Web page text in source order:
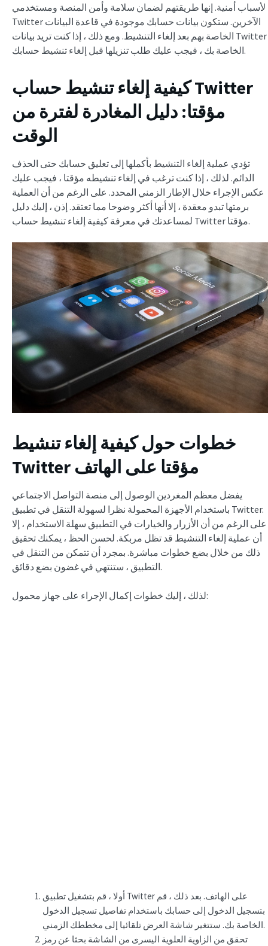
لأسباب أمنية. إنها طريقتهم لضمان سلامة وأمن المنصة ومستخدمي
Twitter الآخرين. ستكون بيانات حسابك موجودة في قاعدة البيانات
الخاصة بهم بعد إلغاء التنشيط. ومع ذلك ، إذا كنت تريد بيانات Twitter
الخاصة بك ، فيجب عليك طلب تنزيلها قبل إلغاء تنشيط حسابك.
كيفية إلغاء تنشيط حساب Twitter
مؤقتا: دليل المغادرة لفترة من
الوقت
تؤدي عملية إلغاء التنشيط بأكملها إلى تعليق حسابك حتى الحذف
الدائم. لذلك ، إذا كنت ترغب في إلغاء تنشيطه مؤقتا ، فيجب عليك
عكس الإجراء خلال الإطار الزمني المحدد. على الرغم من أن العملية
برمتها تبدو معقدة ، إلا أنها أكثر وضوحا مما تعتقد. إذن ، إليك دليل
لمساعدتك في معرفة كيفية إلغاء تنشيط حساب Twitter مؤقتا.
خطوات حولكيفية إلغاء تنشيط
Twitter مؤقتا على الهاتف
يفضل معظم المغردين الوصول إلى منصة التواصل الاجتماعي
باستخدام الأجهزة المحمولة نظرا لسهولة التنقل في تطبيق Twitter.
على الرغم من أن الأزرار والخيارات في التطبيق سهلة الاستخدام ، إلا
أن عملية إلغاء التنشيط قد تظل مربكة. لحسن الحظ ، يمكنك تحقيق
ذلك من خلال بضع خطوات مباشرة. بمجرد أن تتمكن من التنقل في
التطبيق ، ستنتهي في غضون بضع دقائق.
لذلك ، إليك خطوات إكمال الإجراء على جهاز محمول:
أولا ، قم بتشغيل تطبيق Twitter على الهاتف. بعد ذلك ، قم
بتسجيل الدخول إلى حسابك باستخدام تفاصيل تسجيل الدخول
الخاصة بك. ستتغير شاشة العرض تلقائيا إلى مخططك الزمني.
تحقق من الزاوية العلوية اليسرى من الشاشة بحثا عن رمز